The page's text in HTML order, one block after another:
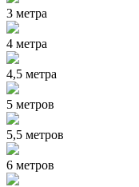
3 метра
4 метра
4,5 метра
5 метров
5,5 метров
6 метров